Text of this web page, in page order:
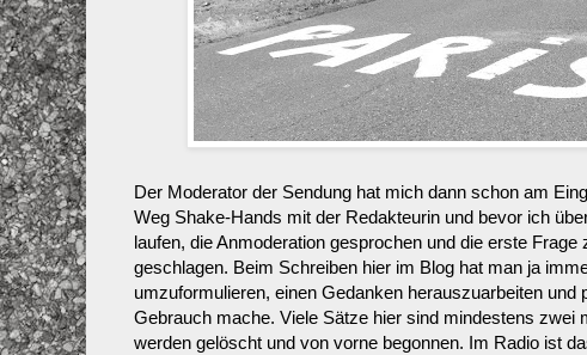
Der Moderator der Sendung hat mich dann schon am
Weg Shake-Hands mit der Redakteurin und bevor ich
laufen, die Anmoderation gesprochen und die erste
geschlagen. Beim Schreiben hier im Blog hat man ja
umzuformulieren, einen Gedanken herauszuarbeiten
Gebrauch mache. Viele Sätze hier sind mindestens zwei
werden gelöscht und von vorne begonnen. Im Radio ist